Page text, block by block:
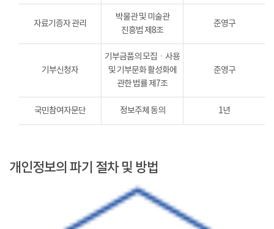
자료기증자 관리
박물관 및 미술관
진흥법 제8조
준영구
기부신청자
기부금품의 모집ㆍ사용
및 기부문화 활성화에
관한 법률 제7조
준영구
국민참여자문단 정보주체 동의 1년
개인정보의 파기 절차 및 방법